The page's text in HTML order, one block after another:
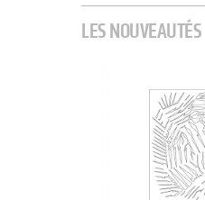
LES NOUVEAUTÉS